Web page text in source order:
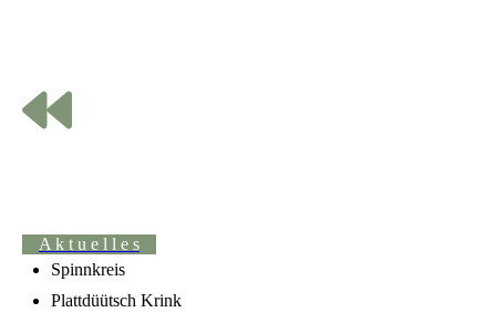
A k t u e l l e s
Spinnkreis
Plattdüütsch Krink